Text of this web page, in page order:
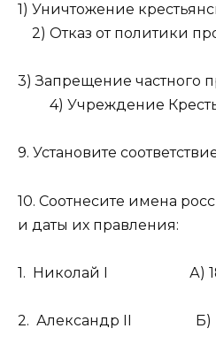
1) Уничтожение
2) Отказ от политики
3) Запрещение частного
4) Учреждение
9. Установите
10. Соотнесите имена
и даты их правления:
1. Николай I А)
2. Александр II Б)